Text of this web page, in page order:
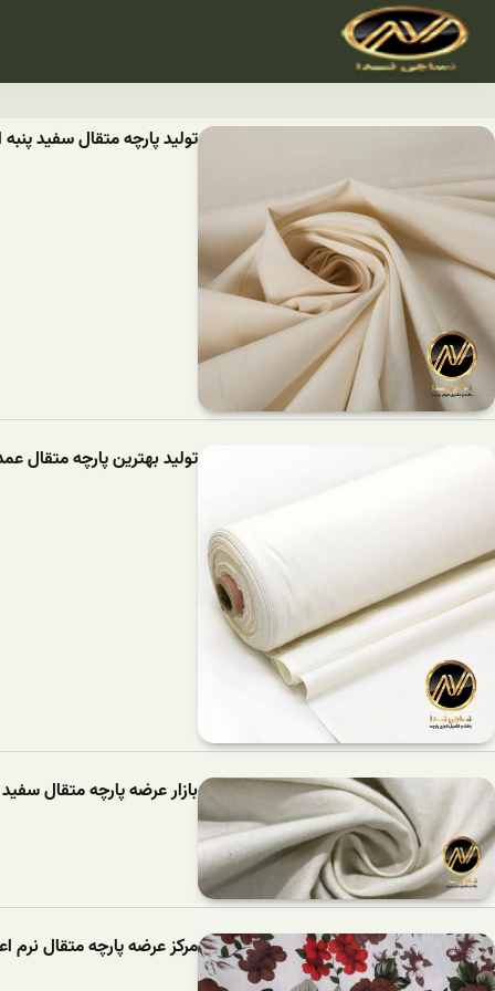
تولید پارچه متقال سفید
تولید بهترین پارچه متقال
بازار عرضه پارچه متقال
مرکز عرضه پارچه متقال نرم